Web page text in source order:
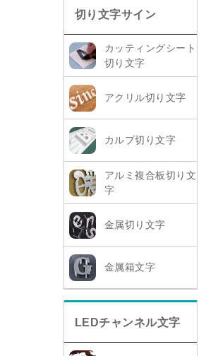
切り文字サイン
カッティングシート
切り文字
アクリル切り文字
カルプ切り文字
アルミ複合板切り文
字
金属切り文字
金属箱文字
LEDチャンネル文字